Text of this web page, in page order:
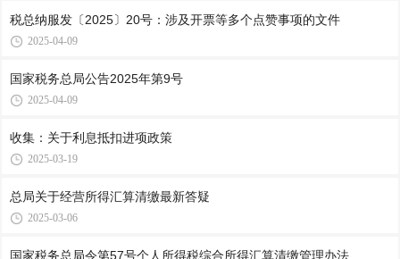
税总纳服发〔2025〕20号：涉及开票等多个点赞事项的文件
2025-04-09
国家税务总局公告2025年第9号
2025-04-09
收集：关于利息抵扣进项政策
2025-03-19
总局关于经营所得汇算清缴最新答疑
2025-03-06
国家税务总局令第57号个人所得税综合所得汇算清缴管理办法